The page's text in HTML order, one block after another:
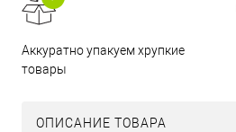
Аккуратно упакуем хрупкие
товары
ОПИСАНИЕ ТОВАРА